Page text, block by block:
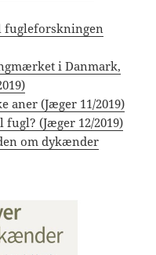
fugleforskningen
i Danmark,
aner (Jæger 11/2019)
(Jæger 12/2019)
om dykænder